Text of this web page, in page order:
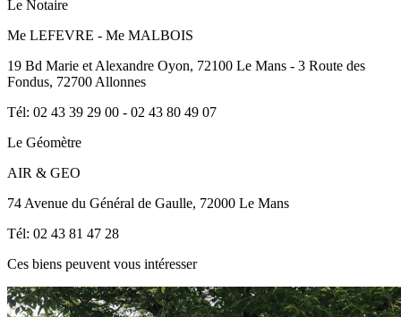
Le Notaire
Me LEFEVRE - Me MALBOIS
19 Bd Marie et Alexandre Oyon, 72100 Le Mans - 3 Route des
Fondus, 72700 Allonnes
Tél: 02 43 39 29 00 - 02 43 80 49 07
Le Géomètre
AIR & GEO
74 Avenue du Général de Gaulle, 72000 Le Mans
Tél: 02 43 81 47 28
Ces biens peuvent vous intéresser